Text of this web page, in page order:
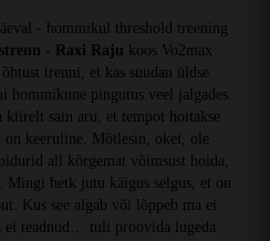
- hommikul threshold treening
- Raxi Raju koos Vo2max
trenni, et kas suudan üldse
hommikune pingutus veel jalgades.
kiirelt sain aru, et tempot hoitakse
keeruline. Mõtlesin, okei, ole
all kõrgemat võimsust hoida,
Mingi hetk jutu käigus selgus, et on
Kus see algab või lõppeb ma ei
ei teadnud… tuli proovida lugeda